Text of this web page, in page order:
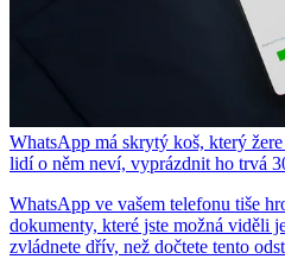
WhatsApp má skrytý koš, který
lidí o něm neví, vyprázdnit ho trvá
WhatsApp ve vašem telefonu tiše
dokumenty, které jste možná viděli
zvládnete dřív, než dočtete tento